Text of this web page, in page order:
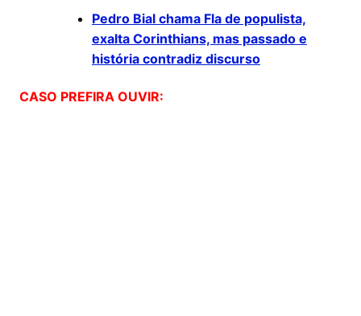
Pedro Bial chama Fla de populista,
exalta Corinthians, mas passado e
história contradiz discurso
CASO PREFIRA OUVIR: